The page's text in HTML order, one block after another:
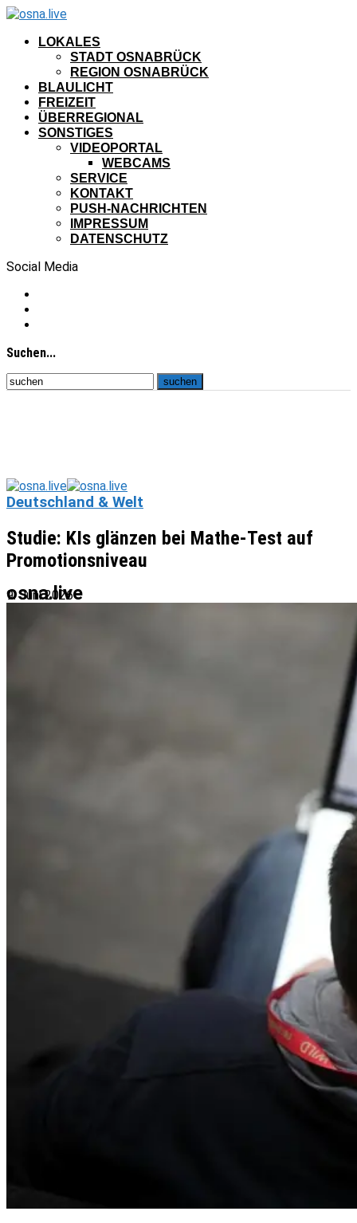
LOKALES
STADT OSNABRÜCK
REGION OSNABRÜCK
BLAULICHT
FREIZEIT
ÜBERREGIONAL
SONSTIGES
VIDEOPORTAL
WEBCAMS
SERVICE
KONTAKT
PUSH-NACHRICHTEN
IMPRESSUM
DATENSCHUTZ
Social Media
Suchen...
osna.live
Deutschland & Welt
Studie: KIs glänzen bei Mathe-Test auf
Promotionsniveau
9. Juni 2026